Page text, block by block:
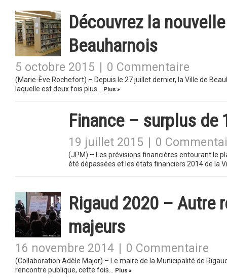
Découvrez la
Beauharnois
5 octobre 2015 0 Commentaire
(Marie-Ève Rochefort) – Depuis le 27 juillet dernier, la Ville de
laquelle est deux fois plus…
Plus »
Finance – surplus de
19 juillet 2015 0
(JPM) – Les prévisions financières entourant le
été dépassées et les états financiers 2014 de la
Rigaud 2020 – Autre
majeurs
16 novembre 2014 0 Commentaire
(Collaboration Adèle Major) – Le maire de la Municipalité de
rencontre publique, cette fois…
Plus »